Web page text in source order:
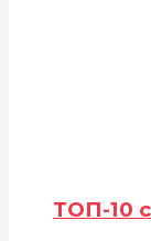
ТОП-10